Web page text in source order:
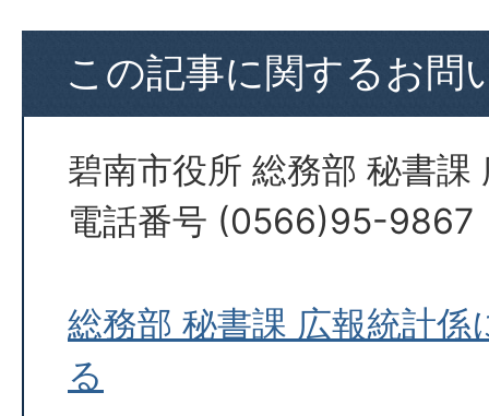
この記事に関するお問
碧南市役所 総務部 秘書課
電話番号 (0566)95-9867
総務部 秘書課 広報統計係
る